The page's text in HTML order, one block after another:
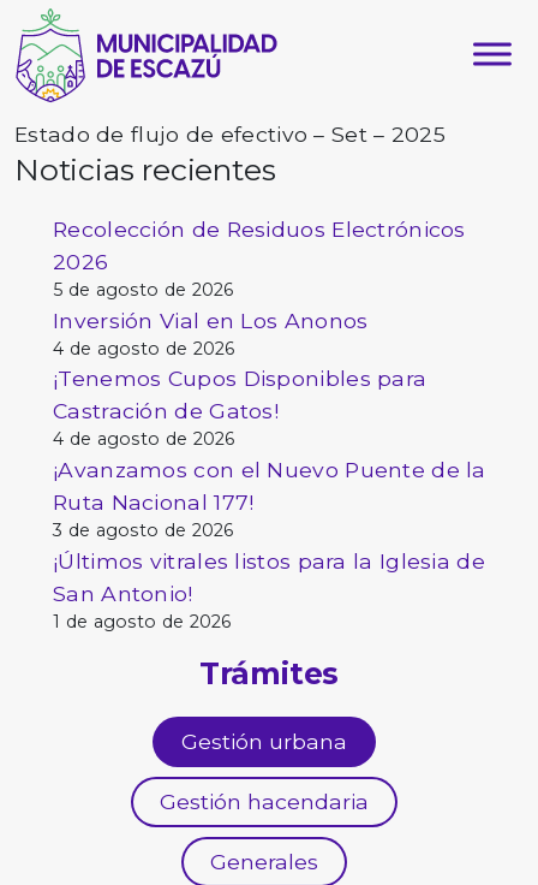
Estado de flujo de efectivo – Set – 2025
Noticias recientes
Recolección de Residuos Electrónicos
2026
5 de agosto de 2026
Inversión Vial en Los Anonos
4 de agosto de 2026
¡Tenemos Cupos Disponibles para
Castración de Gatos!
4 de agosto de 2026
¡Avanzamos con el Nuevo Puente de la
Ruta Nacional 177!
3 de agosto de 2026
¡Últimos vitrales listos para la Iglesia de
San Antonio!
1 de agosto de 2026
Trámites
Gestión urbana
Gestión hacendaria
Generales